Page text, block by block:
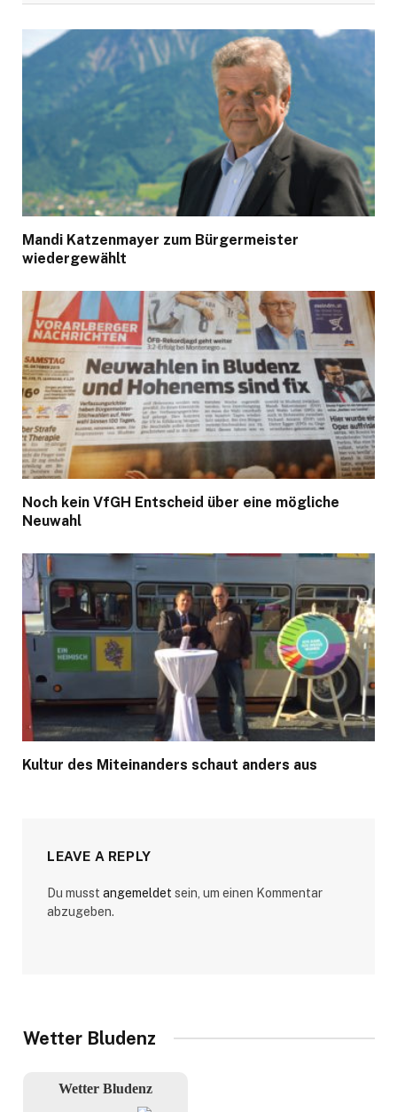
Mandi Katzenmayer zum Bürgermeister
wiedergewählt
Noch kein VfGH Entscheid über eine mögliche
Neuwahl
Kultur des Miteinanders schaut anders aus
LEAVE A REPLY
Du musst angemeldet sein, um einen Kommentar
abzugeben.
Wetter Bludenz